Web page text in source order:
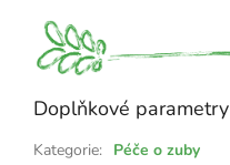
Doplňkové parametry
Kategorie: Péče o zuby